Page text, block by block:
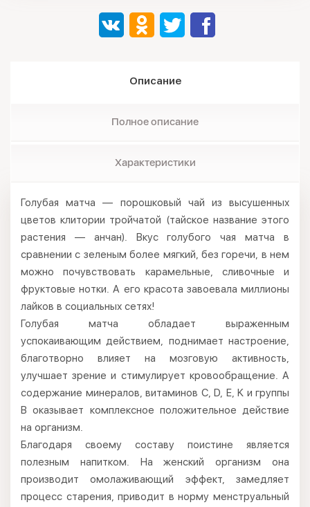
Описание
Полное описание
Характеристики
Голубая матча — порошковый чай из высушенных
цветов клитории тройчатой (тайское название этого
растения — анчан). Вкус голубого чая матча в
сравнении с зеленым более мягкий, без горечи, в нем
можно почувствовать карамельные, сливочные и
фруктовые нотки. А его красота завоевала миллионы
лайков в социальных сетях!
Голубая матча обладает выраженным
успокаивающим действием, поднимает настроение,
благотворно влияет на мозговую активность,
улучшает зрение и стимулирует кровообращение. А
содержание минералов, витаминов С, D, E, K и группы
B оказывает комплексное положительное действие
на организм.
Благодаря своему составу поистине является
полезным напитком. На женский организм она
производит омолаживающий эффект, замедляет
процесс старения, приводит в норму менструальный